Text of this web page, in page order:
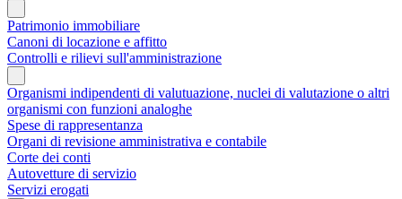
Patrimonio immobiliare
Canoni di locazione e affitto
Controlli e rilievi sull'amministrazione
Organismi indipendenti di valutuazione, nuclei di valutazione o altri
organismi con funzioni analoghe
Spese di rappresentanza
Organi di revisione amministrativa e contabile
Corte dei conti
Autovetture di servizio
Servizi erogati